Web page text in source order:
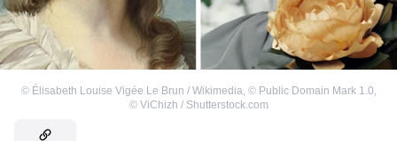
© Élisabeth Louise Vigée Le Brun / Wikimedia © Public Domain Mark 1.0
© ViChizh / Shutterstock.com